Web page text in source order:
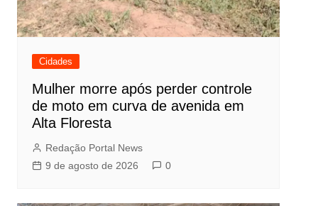
Cidades
Mulher morre após perder controle
de moto em curva de avenida em
Alta Floresta
Redação Portal News
9 de agosto de 2026
0